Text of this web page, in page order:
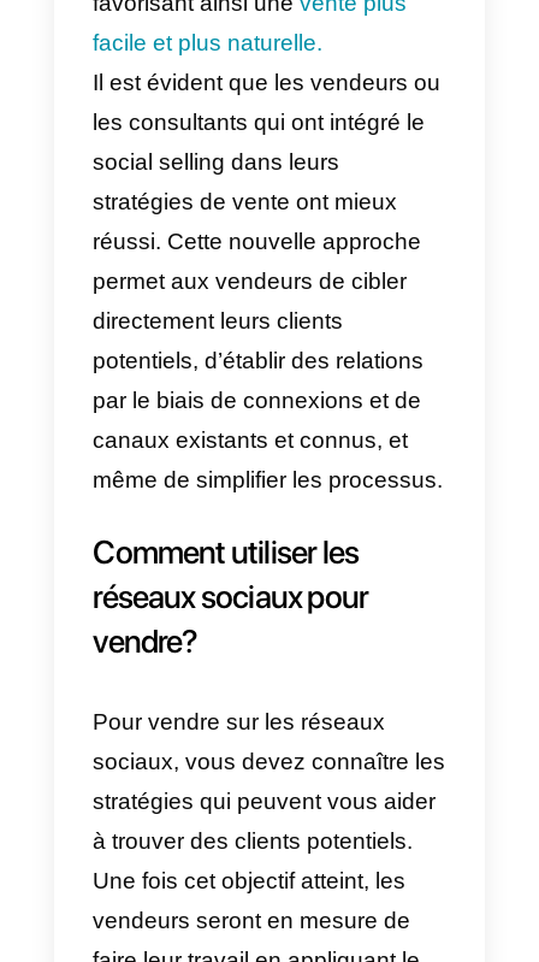
selling. Dans cet article, nous
allons donc vous montrer ce que
c’est et comment cela peut vous
aider à améliorer votre activité.
L’importance de la vente
sur les réseaux sociaux
Selon des études récentes,
du parcours d’achat d’un
consommateurse déroule avant
qu’un vendeur puisse interagir
avec lui. La stratégie de social